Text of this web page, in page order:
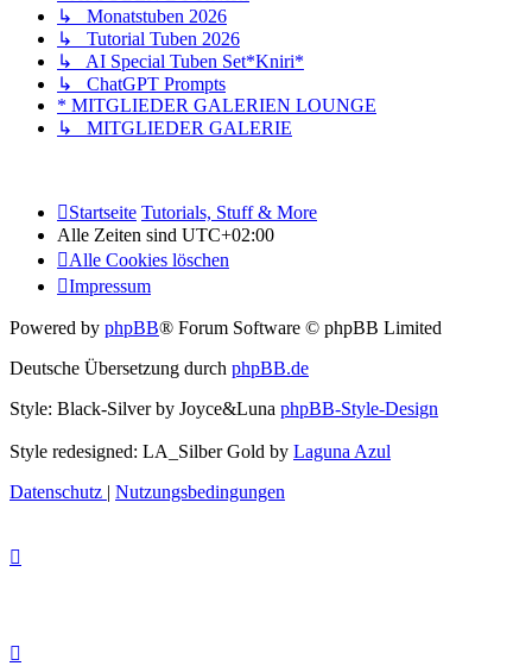
↳ Monatstuben 2026
↳ Tutorial Tuben 2026
↳ AI Special Tuben Set*Kniri*
↳ ChatGPT Prompts
* MITGLIEDER GALERIEN LOUNGE
↳ MITGLIEDER GALERIE
Startseite Tutorials, Stuff & More
Alle Zeiten sind UTC+02:00
Alle Cookies löschen
Impressum
Powered by phpBB® Forum Software © phpBB Limited
Deutsche Übersetzung durch phpBB.de
Style: Black-Silver by Joyce&Luna phpBB-Style-Design
Style redesigned: LA_Silber Gold by Laguna Azul
Datenschutz | Nutzungsbedingungen